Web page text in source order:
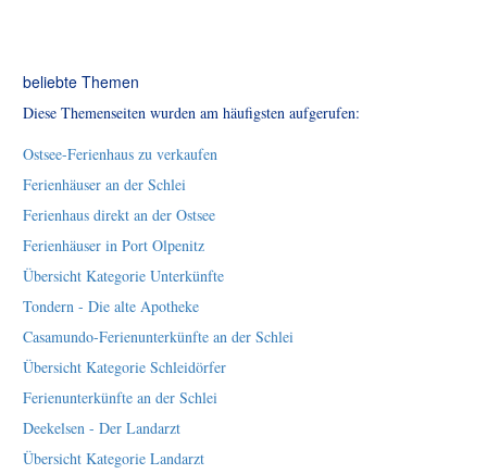
beliebte Themen
Diese Themenseiten wurden am häufigsten aufgerufen:
Ostsee-Ferienhaus zu verkaufen
Ferienhäuser an der Schlei
Ferienhaus direkt an der Ostsee
Ferienhäuser in Port Olpenitz
Übersicht Kategorie Unterkünfte
Tondern - Die alte Apotheke
Casamundo-Ferienunterkünfte an der Schlei
Übersicht Kategorie Schleidörfer
Ferienunterkünfte an der Schlei
Deekelsen - Der Landarzt
Übersicht Kategorie Landarzt